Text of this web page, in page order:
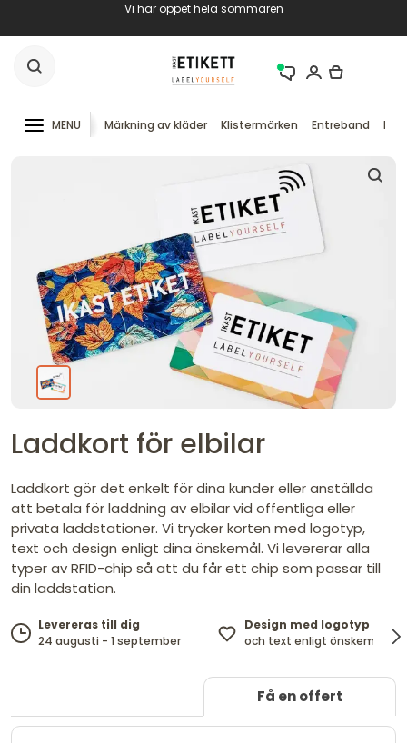
Vi har öppet hela sommaren
MENU Märkning av kläder Klistermärken Entreband RFID
Laddkort för elbilar
Laddkort gör det enkelt för dina kunder eller anställda
att betala för laddning av elbilar vid offentliga eller
privata laddstationer. Vi trycker korten med logotyp,
text och design enligt dina önskemål. Vi levererar alla
typer av RFID-chip så att du får ett chip som passar till
din laddstation.
Levereras till dig
24 augusti - 1 september
Design med logotyp
och text enligt önskemål.
Få en offert